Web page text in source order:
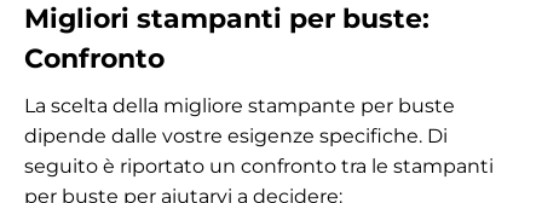
Migliori stampanti per buste:
Confronto
La scelta della migliore stampante per buste
dipende dalle vostre esigenze specifiche. Di
seguito è riportato un confronto tra le stampanti
per buste per aiutarvi a decidere: